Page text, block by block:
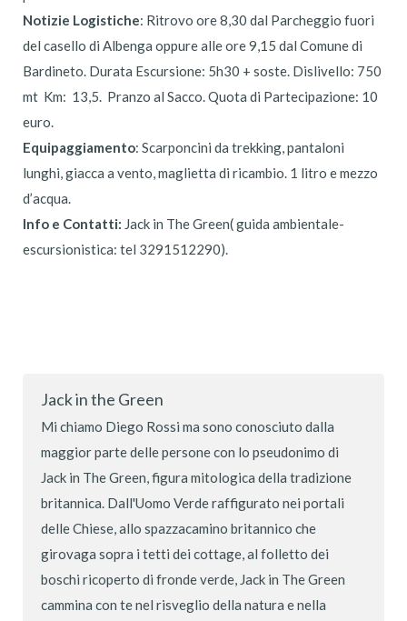
Notizie Logistiche: Ritrovo ore 8,30 dal Parcheggio fuori
del casello di Albenga oppure alle ore 9,15 dal Comune di
Bardineto. Durata Escursione: 5h30 + soste. Dislivello: 750
mt Km: 13,5. Pranzo al Sacco. Quota di Partecipazione: 10
euro.
Equipaggiamento: Scarponcini da trekking, pantaloni
lunghi, giacca a vento, maglietta di ricambio. 1 litro e mezzo
d’acqua.
Info e Contatti: Jack in The Green( guida ambientale-
escursionistica: tel 3291512290).
Jack in the Green
Mi chiamo Diego Rossi ma sono conosciuto dalla
maggior parte delle persone con lo pseudonimo di
Jack in The Green, figura mitologica della tradizione
britannica. Dall'Uomo Verde raffigurato nei portali
delle Chiese, allo spazzacamino britannico che
girovaga sopra i tetti dei cottage, al folletto dei
boschi ricoperto di fronde verde, Jack in The Green
cammina con te nel risveglio della natura e nella